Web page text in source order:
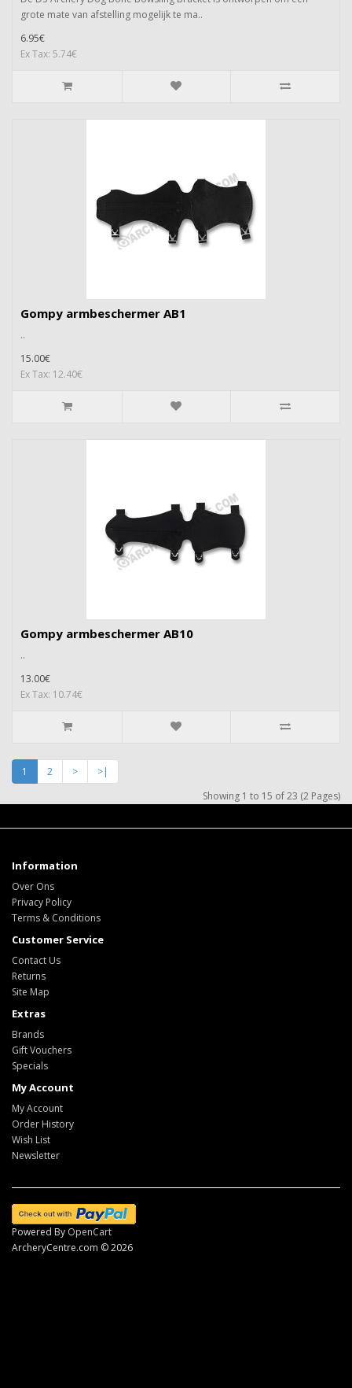
grote mate van afstelling mogelijk te ma..
6.95€
Ex Tax: 5.74€
Gompy armbeschermer AB1
..
15.00€
Ex Tax: 12.40€
Gompy armbeschermer AB10
..
13.00€
Ex Tax: 10.74€
1 2 >
>|
Showing 1 to 15 of 23 (2 Pages)
Information
Over Ons
Privacy Policy
Terms & Conditions
Customer Service
Contact Us
Returns
Site Map
Extras
Brands
Gift Vouchers
Specials
My Account
My Account
Order History
Wish List
Newsletter
Powered By OpenCart
ArcheryCentre.com © 2026